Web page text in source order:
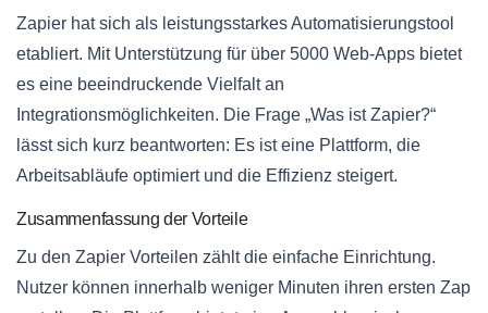
Zapier hat sich als leistungsstarkes Automatisierungstool
etabliert. Mit Unterstützung für über 5000 Web-Apps bietet
es eine beeindruckende Vielfalt an
Integrationsmöglichkeiten. Die Frage „Was ist Zapier?“
lässt sich kurz beantworten: Es ist eine Plattform, die
Arbeitsabläufe optimiert und die Effizienz steigert.
Zusammenfassung der Vorteile
Zu den Zapier Vorteilen zählt die einfache Einrichtung.
Nutzer können innerhalb weniger Minuten ihren ersten Zap